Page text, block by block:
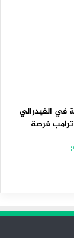
في الفيدرالي
ترامب فرصة